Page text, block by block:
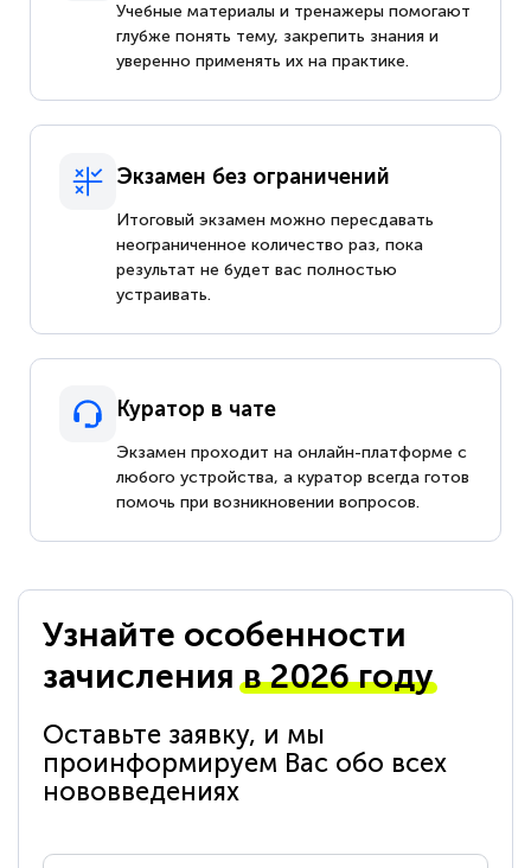
Учебные материалы и тренажеры помогают
глубже понять тему, закрепить знания и
уверенно применять их на практике.
Экзамен без ограничений
Итоговый экзамен можно пересдавать
неограниченное количество раз, пока
результат не будет вас полностью
устраивать.
Куратор в чате
Экзамен проходит на онлайн-платформе с
любого устройства, а куратор всегда готов
помочь при возникновении вопросов.
Узнайте особенности
зачисленияв 2026 году
Оставьте заявку, и мы
проинформируем Вас обо всех
нововведениях